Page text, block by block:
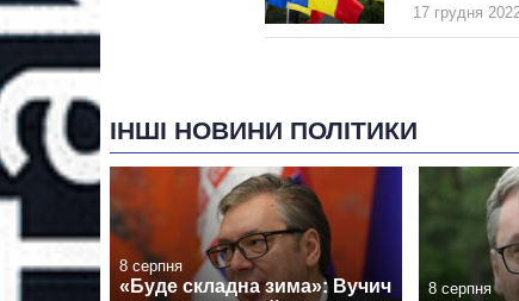
17 грудня
ІНШІ НОВИНИ ПОЛІТИКИ
8 серпня
«Буде складна зима»: Вучич
8 серпня